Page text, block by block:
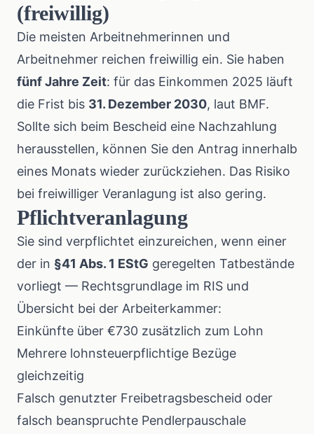
(freiwillig)
Die meisten Arbeitnehmerinnen und
Arbeitnehmer reichen freiwillig ein. Sie haben
fünf Jahre Zeit: für das Einkommen 2025 läuft
die Frist bis 31. Dezember 2030, laut BMF.
Sollte sich beim Bescheid eine Nachzahlung
herausstellen, können Sie den Antrag innerhalb
eines Monats wieder zurückziehen. Das Risiko
bei freiwilliger Veranlagung ist also gering.
Pflichtveranlagung
Sie sind verpflichtet einzureichen, wenn einer
der in §41 Abs. 1 EStG geregelten Tatbestände
vorliegt — Rechtsgrundlage im RIS und
Übersicht bei der Arbeiterkammer:
Einkünfte über €730 zusätzlich zum Lohn
Mehrere lohnsteuerpflichtige Bezüge
gleichzeitig
Falsch genutzter Freibetragsbescheid oder
falsch beanspruchte Pendlerpauschale